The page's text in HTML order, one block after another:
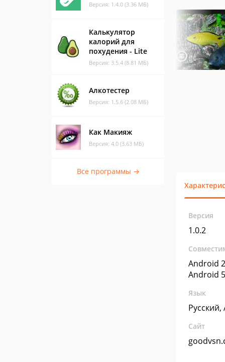
Версия: 1.4.0 (3.36 МБ)
Калькулятор
калорий для
похудения - Lite
Версия: 3.5.4 (8.81 МБ)
Алкотестер
Версия: 1.5.6 (2.08 МБ)
Как Макияж
Версия: 4.0 (3.63 МБ)
Все программы →
Версия
1.0.2
Android
Android
Язык
Сайт